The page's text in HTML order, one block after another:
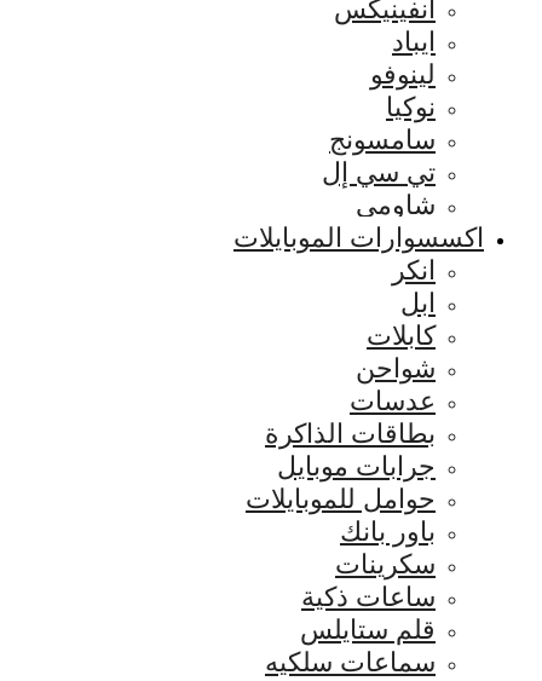
انفينيكس
ايباد
لينوفو
نوكيا
سامسونج
تي سي إل
شاومي
اكسسوارات الموبايلات
انكر
ابل
كابلات
شواحن
عدسات
بطاقات الذاكرة
جرابات موبايل
حوامل للموبايلات
باور بانك
سكرينات
ساعات ذكية
قلم ستايلس
سماعات سلكيه